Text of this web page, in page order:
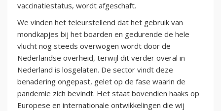
vaccinatiestatus, wordt afgeschaft.
We vinden het teleurstellend dat het gebruik van
mondkapjes bij het boarden en gedurende de hele
vlucht nog steeds overwogen wordt door de
Nederlandse overheid, terwijl dit verder overal in
Nederland is losgelaten. De sector vindt deze
benadering ongepast, gelet op de fase waarin de
pandemie zich bevindt. Het staat bovendien haaks op
Europese en internationale ontwikkelingen die wij